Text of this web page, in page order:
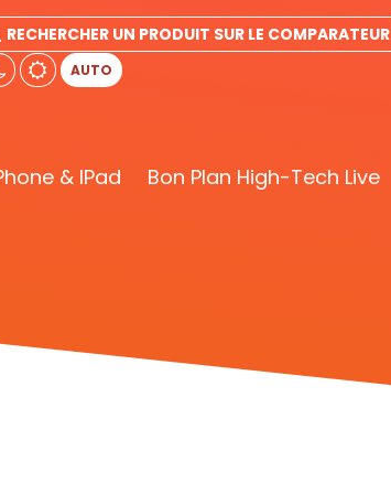
RECHERCHER UN PRODUIT SUR LE COMPARATEUR
AUTO
& IPad Bon Plan High-Tech Live